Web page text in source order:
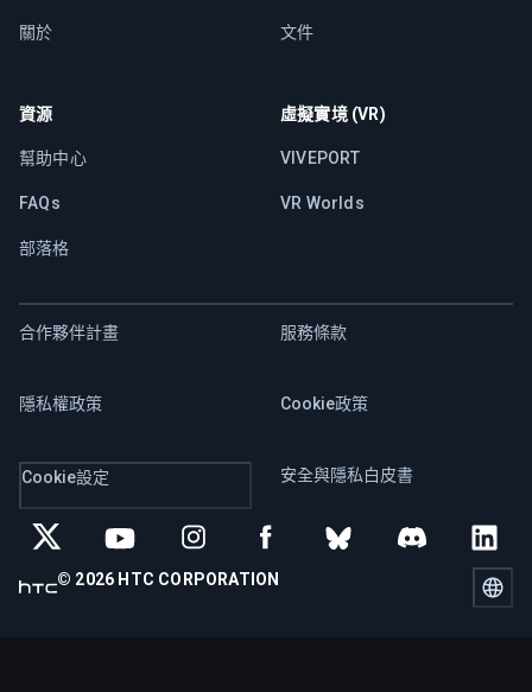
關於 文件
資源
幫助中心
FAQs
部落格
虛擬實境 (VR)
VIVEPORT
VR Worlds
合作夥伴計畫 服務條款
隱私權政策 Cookie政策
Cookie設定 安全與隱私白皮書
© 2026 HTC CORPORATION